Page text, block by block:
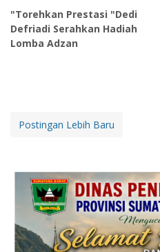
"Torehkan Prestasi "Dedi
Defriadi Serahkan Hadiah
Lomba Adzan
Postingan Lebih Baru